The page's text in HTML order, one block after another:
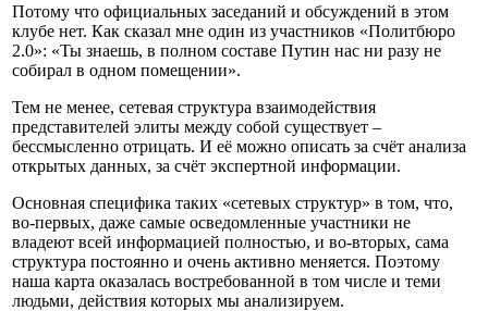
Потому что официальных заседаний и обсуждений в этом
клубе нет. Как сказал мне один из участников «Политбюро
2.0»: «Ты знаешь, в полном составе Путин нас ни разу не
собирал в одном помещении».
Тем не менее, сетевая структура взаимодействия
представителей элиты между собой существует –
бессмысленно отрицать. И её можно описать за счёт анализа
открытых данных, за счёт экспертной информации.
Основная специфика таких «сетевых структур» в том, что,
во-первых, даже самые осведомленные участники не
владеют всей информацией полностью, и во-вторых, сама
структура постоянно и очень активно меняется. Поэтому
наша карта оказалась востребованной в том числе и теми
людьми, действия которых мы анализируем.